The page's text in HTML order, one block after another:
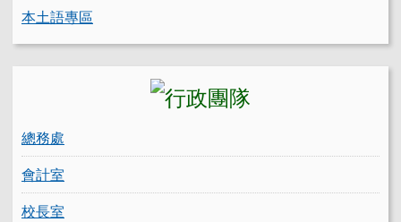
本土語專區
總務處
會計室
校長室